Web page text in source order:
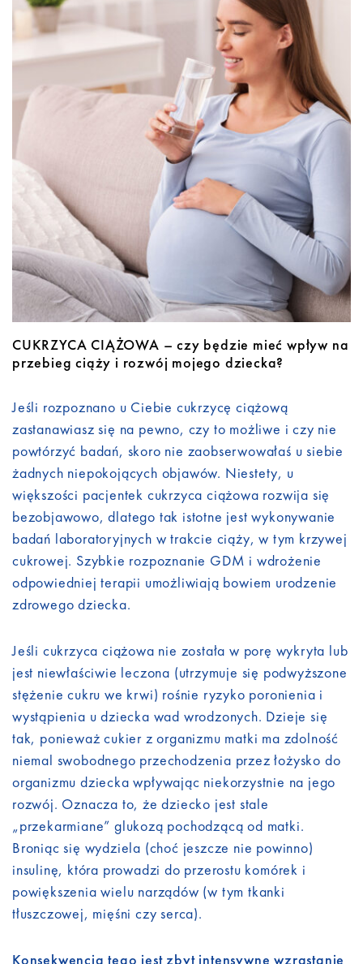
CUKRZYCA CIĄŻOWA – czy będzie mieć wpływ na
przebieg ciąży i rozwój mojego dziecka?
Jeśli rozpoznano u Ciebie cukrzycę ciążową
zastanawiasz się na pewno, czy to możliwe i czy nie
powtórzyć badań, skoro nie zaobserwowałaś u siebie
żadnych niepokojących objawów. Niestety, u
większości pacjentek cukrzyca ciążowa rozwija się
bezobjawowo, dlatego tak istotne jest wykonywanie
badań laboratoryjnych w trakcie ciąży, w tym krzywej
cukrowej. Szybkie rozpoznanie GDM i wdrożenie
odpowiedniej terapii umożliwiają bowiem urodzenie
zdrowego dziecka.
Jeśli cukrzyca ciążowa nie została w porę wykryta lub
jest niewłaściwie leczona (utrzymuje się podwyższone
stężenie cukru we krwi) rośnie ryzyko poronienia i
wystąpienia u dziecka wad wrodzonych. Dzieje się
tak, ponieważ cukier z organizmu matki ma zdolność
niemal swobodnego przechodzenia przez łożysko do
organizmu dziecka wpływając niekorzystnie na jego
rozwój. Oznacza to, że dziecko jest stale
„przekarmiane” glukozą pochodzącą od matki.
Broniąc się wydziela (choć jeszcze nie powinno)
insulinę, która prowadzi do przerostu komórek i
powiększenia wielu narządów (w tym tkanki
tłuszczowej, mięśni czy serca).
Konsekwencją tego jest zbyt intensywne wzrastanie